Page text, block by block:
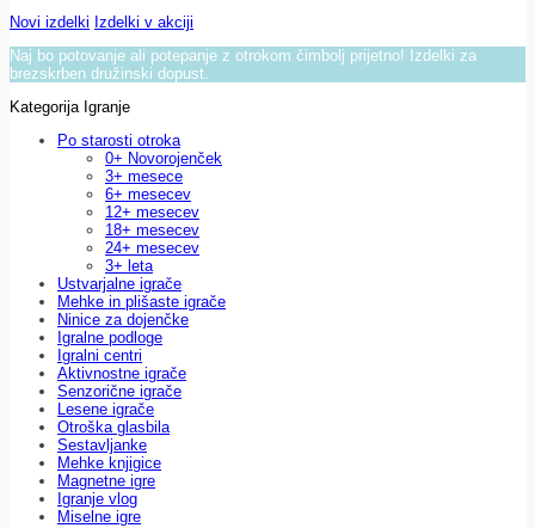
Novi izdelki Izdelki v akciji
Naj bo potovanje ali potepanje z otrokom čimbolj prijetno! Izdelki za
brezskrben družinski dopust.
Kategorija Igranje
Po starosti otroka
0+ Novorojenček
3+ mesece
6+ mesecev
12+ mesecev
18+ mesecev
24+ mesecev
3+ leta
Ustvarjalne igrače
Mehke in plišaste igrače
Ninice za dojenčke
Igralne podloge
Igralni centri
Aktivnostne igrače
Senzorične igrače
Lesene igrače
Otroška glasbila
Sestavljanke
Mehke knjigice
Magnetne igre
Igranje vlog
Miselne igre